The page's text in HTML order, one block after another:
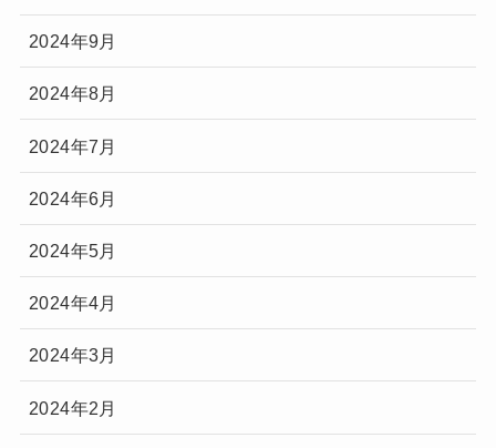
2024年9月
2024年8月
2024年7月
2024年6月
2024年5月
2024年4月
2024年3月
2024年2月